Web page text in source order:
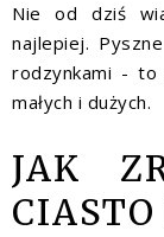
Nie od dziś
najlepiej.
rodzynkami - to
małych i dużych.
JAK